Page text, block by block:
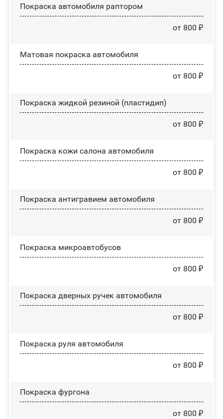
Покраска автомобиля раптором
от 800 ₽
Матовая покраска автомобиля
от 800 ₽
Покраска жидкой резиной (пластидип)
от 800 ₽
Покраска кожи салона автомобиля
от 800 ₽
Покраска антигравием автомобиля
от 800 ₽
Покраска микроавтобусов
от 800 ₽
Покраска дверных ручек автомобиля
от 800 ₽
Покраска руля автомобиля
от 800 ₽
Покраска фургона
от 800 ₽